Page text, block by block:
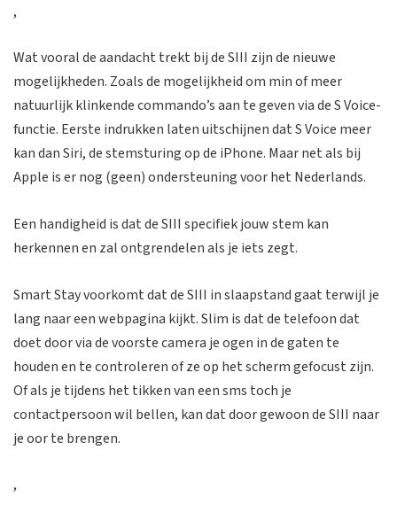
,
Wat vooral de aandacht trekt bij de SIII zijn de nieuwe
mogelijkheden. Zoals de mogelijkheid om min of meer
natuurlijk klinkende commando’s aan te geven via de S Voice-
functie. Eerste indrukken laten uitschijnen dat S Voice meer
kan dan Siri, de stemsturing op de iPhone. Maar net als bij
Apple is er nog (geen) ondersteuning voor het Nederlands.
Een handigheid is dat de SIII specifiek jouw stem kan
herkennen en zal ontgrendelen als je iets zegt.
Smart Stay voorkomt dat de SIII in slaapstand gaat terwijl je
lang naar een webpagina kijkt. Slim is dat de telefoon dat
doet door via de voorste camera je ogen in de gaten te
houden en te controleren of ze op het scherm gefocust zijn.
Of als je tijdens het tikken van een sms toch je
contactpersoon wil bellen, kan dat door gewoon de SIII naar
je oor te brengen.
,